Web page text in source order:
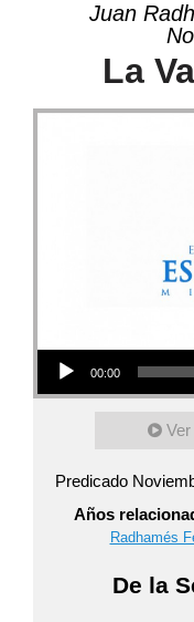
Juan
La
Audio Player
00:00
Ver
Predicado
Años
Radhamés
De la